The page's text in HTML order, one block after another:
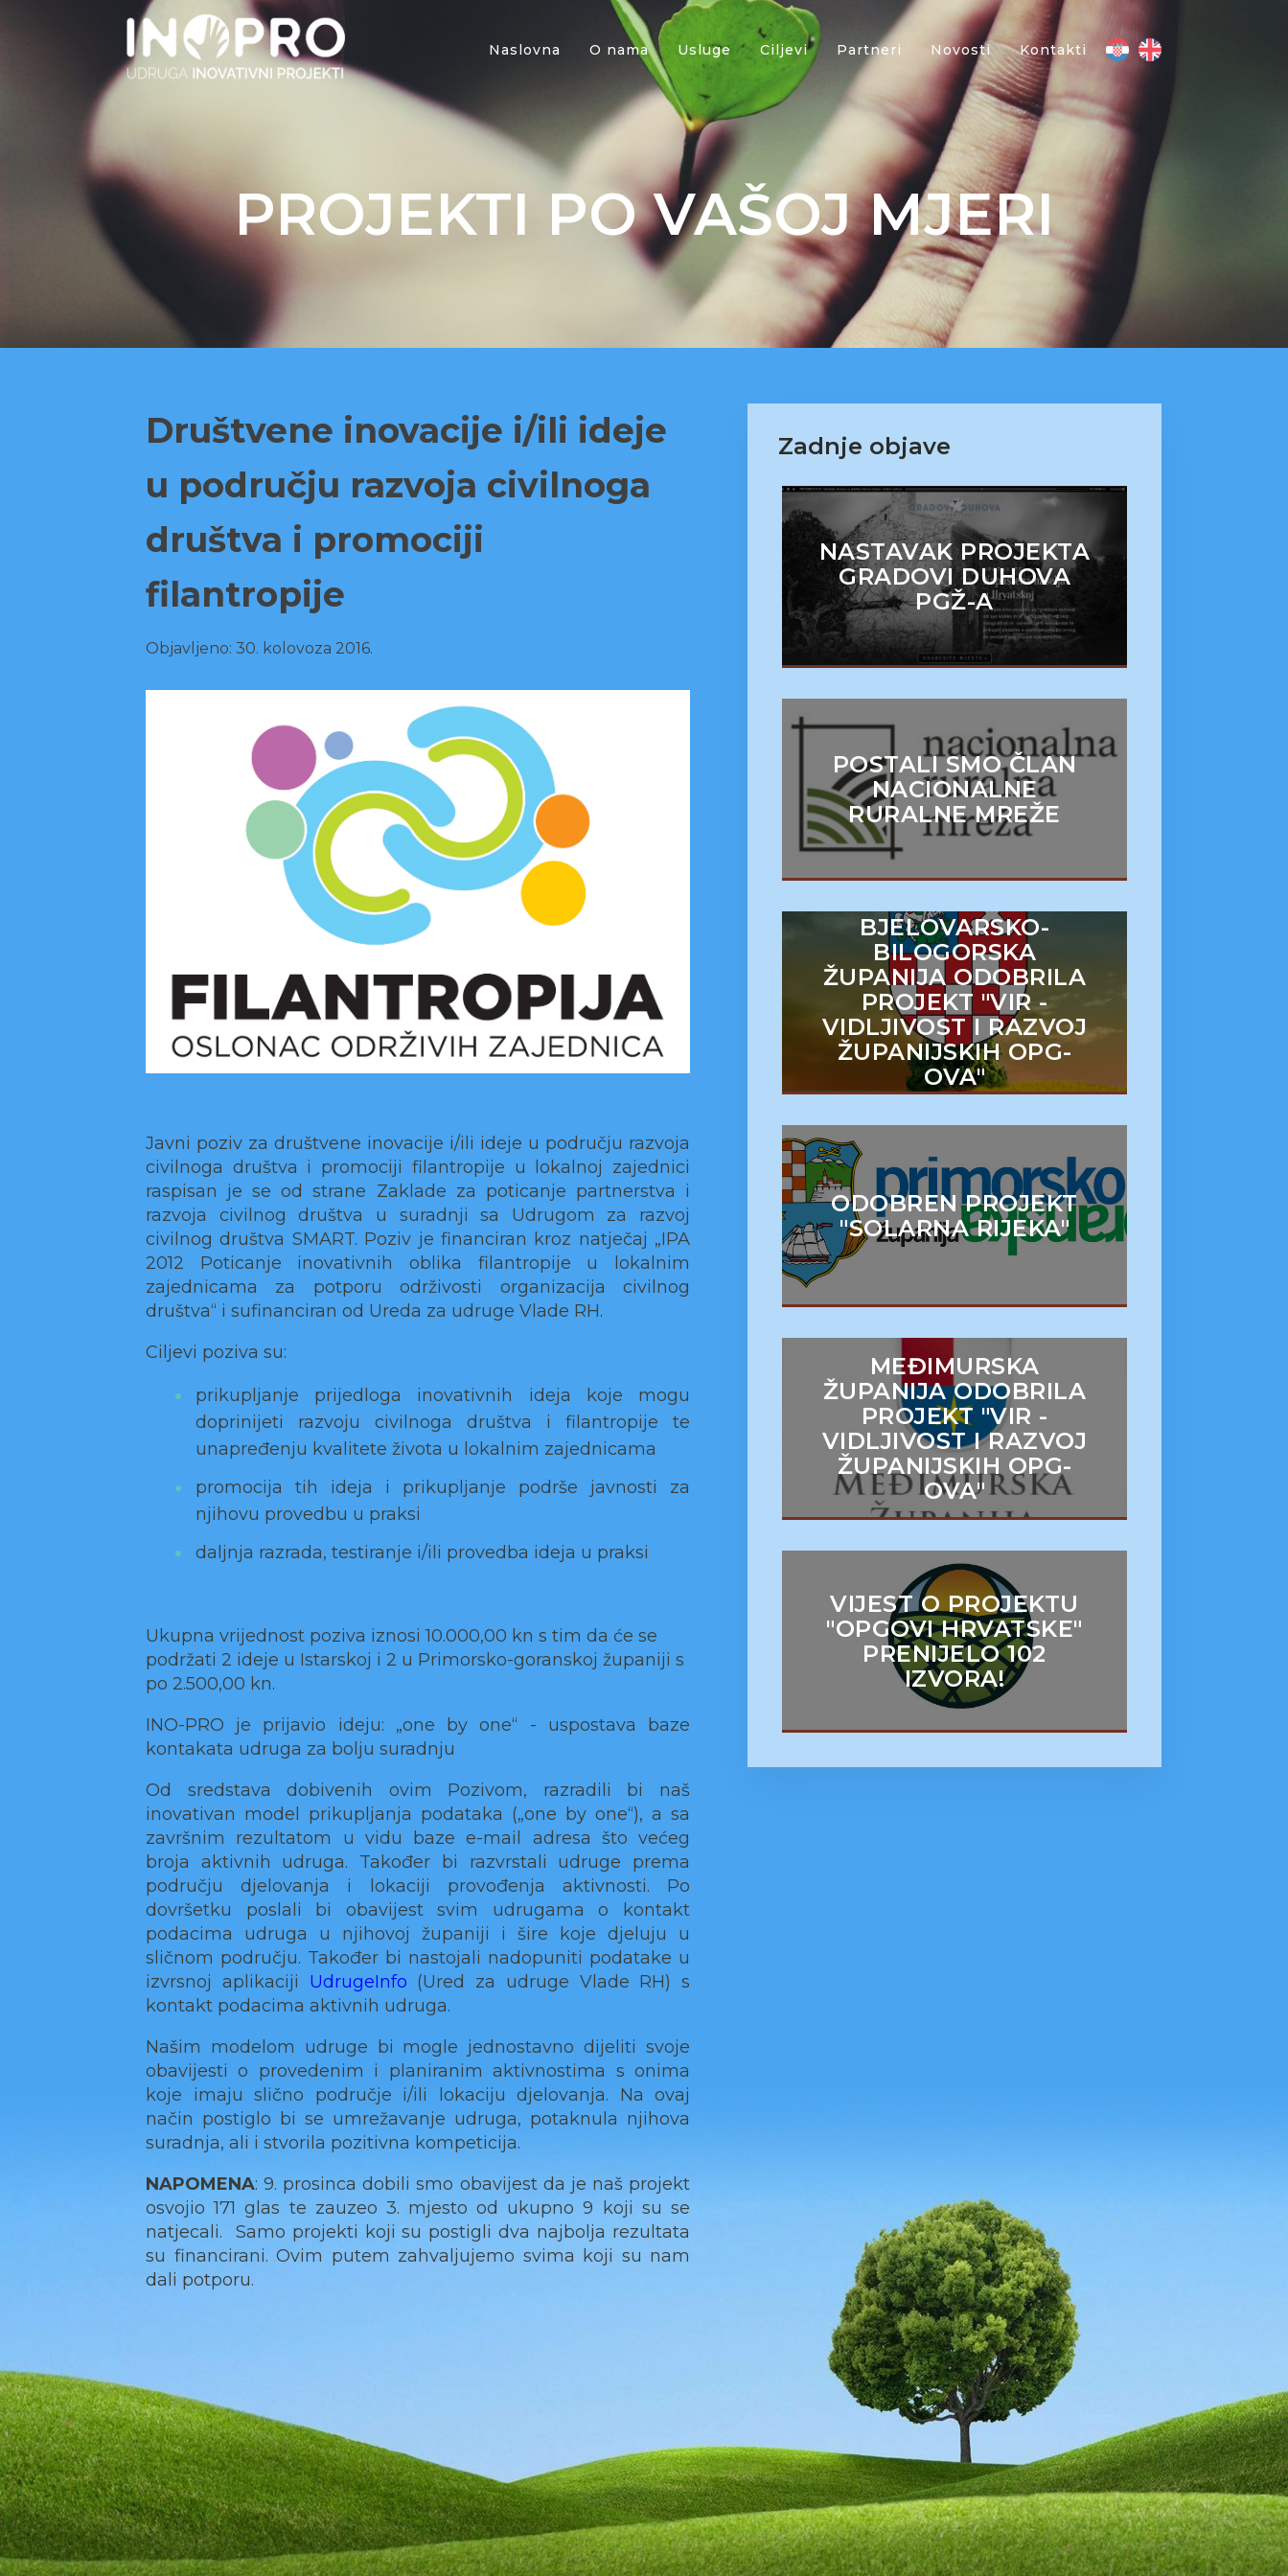
Naslovna O nama Usluge Ciljevi Partneri Novosti Kontakti
PROJEKTI PO VAŠOJ MJERI
Društvene inovacije i/ili ideje
u području razvoja civilnoga
društva i promociji
filantropije
Objavljeno: 30. kolovoza 2016.
Javni poziv za društvene inovacije i/ili ideje u području razvoja
civilnoga društva i promociji filantropije u lokalnoj zajednici
raspisan je se od strane Zaklade za poticanje partnerstva i
razvoja civilnog društva u suradnji sa Udrugom za razvoj
civilnog društva SMART. Poziv je financiran kroz natječaj „IPA
2012 Poticanje inovativnih oblika filantropije u lokalnim
zajednicama za potporu održivosti organizacija civilnog
društva“ i sufinanciran od Ureda za udruge Vlade RH.
Ciljevi poziva su:
prikupljanje prijedloga inovativnih ideja koje mogu
doprinijeti razvoju civilnoga društva i filantropije te
unapređenju kvalitete života u lokalnim zajednicama
promocija tih ideja i prikupljanje podrše javnosti za
njihovu provedbu u praksi
daljnja razrada, testiranje i/ili provedba ideja u praksi
Ukupna vrijednost poziva iznosi 10.000,00 kn s tim da će se
podržati 2 ideje u Istarskoj i 2 u Primorsko-goranskoj županiji s
po 2.500,00 kn.
INO-PRO je prijavio ideju: „one by one“ - uspostava baze
kontakata udruga za bolju suradnju
Od sredstava dobivenih ovim Pozivom, razradili bi naš
inovativan model prikupljanja podataka („one by one“), a sa
završnim rezultatom u vidu baze e-mail adresa što većeg
broja aktivnih udruga. Također bi razvrstali udruge prema
području djelovanja i lokaciji provođenja aktivnosti. Po
dovršetku poslali bi obavijest svim udrugama o kontakt
podacima udruga u njihovoj županiji i šire koje djeluju u
sličnom području. Također bi nastojali nadopuniti podatake u
izvrsnoj aplikaciji UdrugeInfo (Ured za udruge Vlade RH) s
kontakt podacima aktivnih udruga.
Našim modelom udruge bi mogle jednostavno dijeliti svoje
obavijesti o provedenim i planiranim aktivnostima s onima
koje imaju slično područje i/ili lokaciju djelovanja. Na ovaj
način postiglo bi se umrežavanje udruga, potaknula njihova
suradnja, ali i stvorila pozitivna kompeticija.
NAPOMENA: 9. prosinca dobili smo obavijest da je naš projekt
osvojio 171 glas te zauzeo 3. mjesto od ukupno 9 koji su se
natjecali. Samo projekti koji su postigli dva najbolja rezultata
su financirani. Ovim putem zahvaljujemo svima koji su nam
dali potporu.
Zadnje objave
NASTAVAK PROJEKTA
GRADOVI DUHOVA
PGŽ-A
POSTALI SMO ČLAN
NACIONALNE
RURALNE MREŽE
BJELOVARSKO-
BILOGORSKA
ŽUPANIJA ODOBRILA
PROJEKT "VIR -
VIDLJIVOST I RAZVOJ
ŽUPANIJSKIH OPG-
OVA"
ODOBREN PROJEKT
"SOLARNA RIJEKA"
MEĐIMURSKA
ŽUPANIJA ODOBRILA
PROJEKT "VIR -
VIDLJIVOST I RAZVOJ
ŽUPANIJSKIH OPG-
OVA"
VIJEST O PROJEKTU
"OPGOVI HRVATSKE"
PRENIJELO 102
IZVORA!